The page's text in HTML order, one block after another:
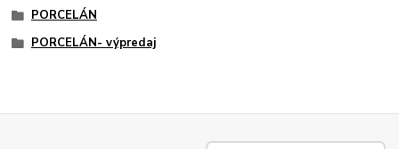
PORCELÁN
PORCELÁN- výpredaj